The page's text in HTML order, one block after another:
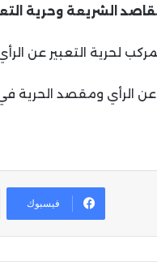
الشريعة وحرية
لحرية التعبير عن
عن الرأي ومقصد الحرية في
فيسبوك